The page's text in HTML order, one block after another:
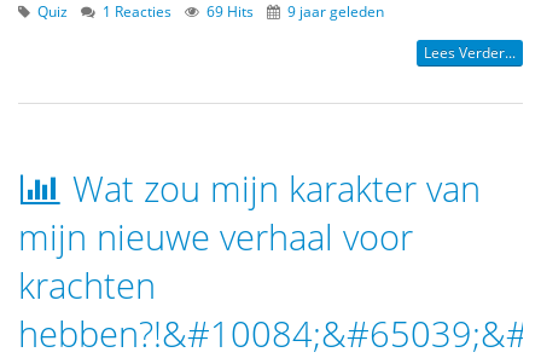
Quiz 1 Reacties 69 Hits 9 jaar geleden
Lees Verder...
Wat zou mijn karakter van
mijn nieuwe verhaal voor
krachten